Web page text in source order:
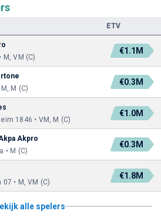
ETV
M, VM (C)
€1.1M
M (C)
€0.3M
1846 • VM, M (C)
€1.0M
Akpro
• M (C)
€0.3M
07 • M, VM (C)
€1.8M
alle spelers